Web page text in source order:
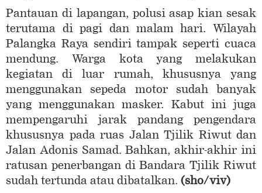
Pantauan di lapangan, polusi asap kian sesak
terutama di pagi dan malam hari. Wilayah
Palangka Raya sendiri tampak seperti cuaca
mendung. Warga kota yang melakukan
kegiatan di luar rumah, khususnya yang
menggunakan sepeda motor sudah banyak
yang menggunakan masker. Kabut ini juga
mempengaruhi jarak pandang pengendara
khususnya pada ruas Jalan Tjilik Riwut dan
Jalan Adonis Samad. Bahkan, akhir-akhir ini
ratusan penerbangan di Bandara Tjilik Riwut
sudah tertunda atau dibatalkan. (sho/viv)